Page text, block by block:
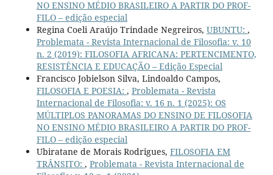
NO ENSINO MÉDIO BRASILEIRO A PARTIR DO PROF-
FILO – edição especial
Regina Coeli Araújo Trindade Negreiros, UBUNTU: ,
Problemata - Revista Internacional de Filosofia: v. 10
n. 2 (2019): FILOSOFIA AFRICANA: PERTENCIMENTO,
RESISTÊNCIA E EDUCAÇÃO – Edição Especial
Francisco Jobielson Silva, Lindoaldo Campos,
FILOSOFIA E POESIA: , Problemata - Revista
Internacional de Filosofia: v. 16 n. 1 (2025): OS
MÚLTIPLOS PANORAMAS DO ENSINO DE FILOSOFIA
NO ENSINO MÉDIO BRASILEIRO A PARTIR DO PROF-
FILO – edição especial
Ubiratane de Morais Rodrigues, FILOSOFIA EM
TRÂNSITO: , Problemata - Revista Internacional de